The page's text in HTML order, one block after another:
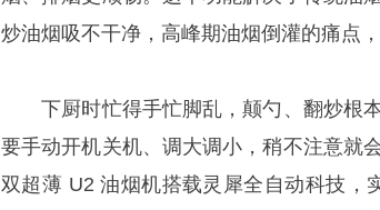
炒油烟吸不干净，高峰期油烟倒灌的痛点
下厨时忙得手忙脚乱，颠勺、翻炒根
要手动开机关机、调大调小，稍不注意就
双超薄 U2 油烟机搭载灵犀全自动科技，